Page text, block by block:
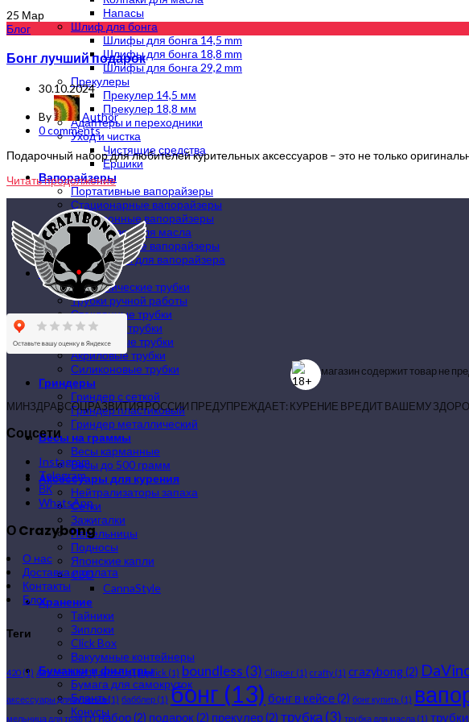
Напасы
Шлиф для бонга
Шлифы для бонга 14,5 mm
Шлифы для бонга 18,8 mm
Шлифы для бонга 29,2 mm
Прекулеры
Прекулер 14,5 мм
Прекулер 18,8 мм
Адаптеры и переходники
Уход и чистка
Чистящие средства
Ершики
Вапорайзеры
Портативные вапорайзеры
Стационарные вапорайзеры
Электронные вапорайзеры
Вапорайзер для масла
Механические вапорайзеры
Аксессуары для вапорайзера
Трубки
Металлические трубки
Трубки ручной работы
Стеклянные трубки
Каменные трубки
Деревянные трубки
Акриловые трубки
Силиконовые трубки
Гриндеры
Гриндер с сеткой
Гриндер пластиковый
Гриндер металлический
Весы на граммы
Весы карманные
Весы до 500 грамм
Аксессуары для курения
Нейтрализаторы запаха
Сетки
Зажигалки
Пепельницы
Подносы
Японские капли
CBD
CannaStyle
Хранение
Тайники
Зиплоки
Click Box
Вакуумные контейнеры
Бумажки и фильтры
Бумага для самокруток
Бланты
Конусы
25 Мар
Блог
Бонг лучший подарок
30.10.2024
By
Author
0comments
Подарочный набор для любителей курительных аксессуаров – это не только
Читать продолжение
магазин содержит товар не
МИНЗДРАВСОЦРАЗВИТИЯ РОССИИ ПРЕДУПРЕЖДАЕТ: КУРЕНИЕ ВРЕДИТ ВАШЕМУ
Соцсети
Instagram
Telegram
ВК
WhatsApp
О Crazybong
О нас
Доставка и оплата
Контакты
Блог
Теги
420 (1) Amsterdam(1) arizer(1) bigdick (1) boundless (3) Clipper (1) crafty(1) crazybong(2)
аксессуары для курения(1) бабблер (1) бонг (13) бонг в кейсе(2) бонг купить (1)
мельница для трав(1) набор(2) подарок(2) прекулер(2) трубка(3) трубка для масла (1) трубки